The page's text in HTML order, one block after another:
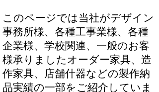
このページでは当社がデザイン
事務所様、各種工事業様、各種
企業様、学校関連、一般のお客
様承りましたオーダー家具、造
作家具、店舗什器などの製作納
品実績の一部をご紹介していま